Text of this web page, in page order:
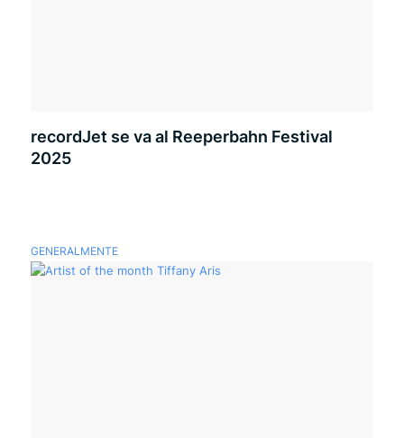
recordJet se va al Reeperbahn Festival
2025
GENERALMENTE